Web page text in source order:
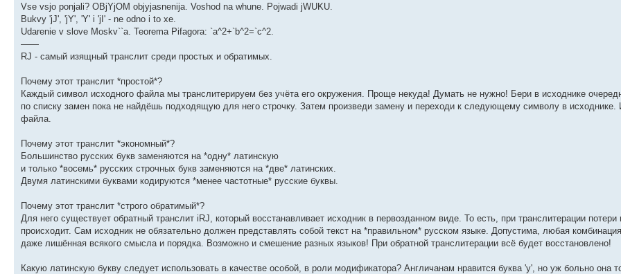
Vse vsjo ponjali? OBjYjOM objyjasnenija. Voshod na whune. Pojwadi jWUKU.
Bukvy 'jJ', 'jY', 'Y' i 'jI' - ne odno i to xe.
Udarenie v slove Moskv``a. Teorema Pifagora: `a^2+`b^2=`c^2.
——
RJ - самый изящный транслит среди простых и обратимых.
Почему этот транслит *простой*?
Каждый символ исходного файла мы транслитерируем без учёта его окружения. Проще некуда! Думать не нужно! Бери в исходнике
по списку замен пока не найдёшь подходящую для него строчку. Затем произведи замену и переходи к следующему символу в исходнике.
файла.
Почему этот транслит *экономный*?
Большинство русских букв заменяются на *одну* латинскую
и только *восемь* русских строчных букв заменяются на *две* латинских.
Двумя латинскими буквами кодируются *менее частотные* русские буквы.
Почему этот транслит *строго обратимый*?
Для него существует обратный транслит iRJ, который восстанавливает исходник в первозданном виде. То есть, при транслитерации
происходит. Сам исходник не обязательно должен представлять собой текст на *правильном* русском языке. Допустима, любая
даже лишённая всякого смысла и порядка. Возможно и смешение разных языков! При обратной транслитерации всё будет восстановлено!
Какую латинскую букву следует использовать в качестве особой, в роли модификатора? Англичанам нравится буква 'у', но уж больно она